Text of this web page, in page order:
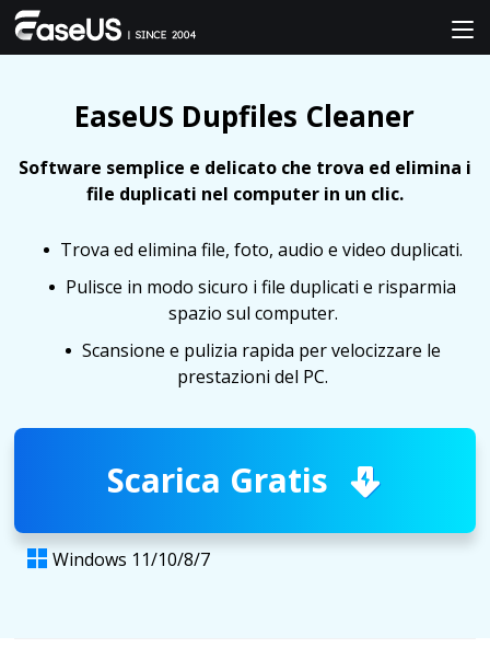
EaseUS Dupfiles Cleaner
Software semplice e delicato che trova ed elimina i
file duplicati nel computer in un clic.
Trova ed elimina file, foto, audio e video duplicati.
Pulisce in modo sicuro i file duplicati e risparmia
spazio sul computer.
Scansione e pulizia rapida per velocizzare le
prestazioni del PC.
Scarica Gratis
 Windows 11/10/8/7